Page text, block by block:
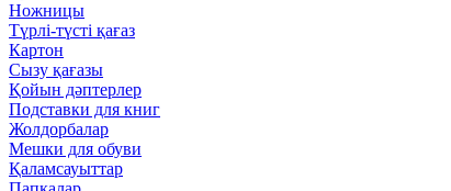
Ножницы
Түрлі-түсті қағаз
Картон
Сызу қағазы
Қойын дәптерлер
Подставки для книг
Жолдорбалар
Мешки для обуви
Қаламсауыттар